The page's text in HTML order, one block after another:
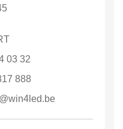
03 32
888